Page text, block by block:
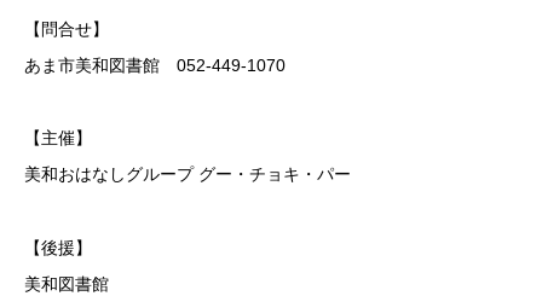
【問合せ】
あま市美和図書館 052-449-1070
【主催】
美和おはなしグループ グー・チョキ・パー
【後援】
美和図書館